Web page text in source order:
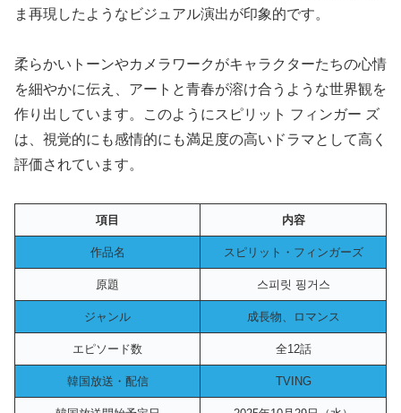
ま再現したようなビジュアル演出が印象的です。
柔らかいトーンやカメラワークがキャラクターたちの心情
を細やかに伝え、アートと青春が溶け合うような世界観を
作り出しています。このようにスピリット フィンガー ズ
は、視覚的にも感情的にも満足度の高いドラマとして高く
評価されています。
項目 内容
作品名 スピリット・フィンガーズ
原題 스피릿 핑거스
ジャンル 成長物、ロマンス
エピソード数 全12話
韓国放送・配信 TVING